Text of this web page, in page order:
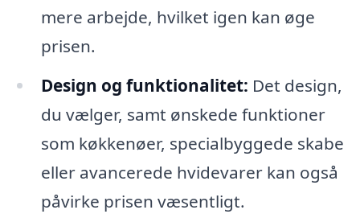
mere arbejde, hvilket igen kan øge
prisen.
Design og funktionalitet: Det design,
du vælger, samt ønskede funktioner
som køkkenøer, specialbyggede skabe
eller avancerede hvidevarer kan også
påvirke prisen væsentligt.